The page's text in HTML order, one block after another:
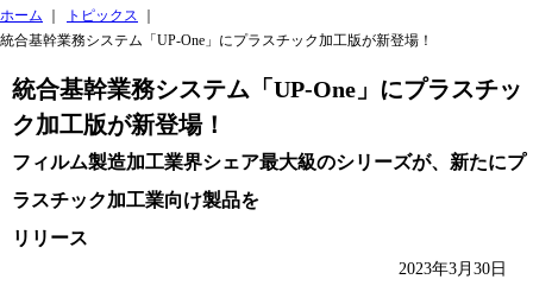
ホーム トピックス
統合基幹業務システム「UP-One」にプラスチック加工版が新登場！
統合基幹業務システム「UP-One」にプラスチッ
ク加工版が新登場！
フィルム製造加工業界シェア最大級のシリーズが、新たにプ
ラスチック加工業向け製品を
リリース
2023年3月30日